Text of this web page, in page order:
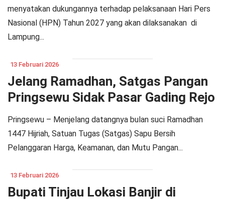
menyatakan dukungannya terhadap pelaksanaan Hari Pers
Nasional (HPN) Tahun 2027 yang akan dilaksanakan di
Lampung...
13 Februari 2026
Jelang Ramadhan, Satgas Pangan
Pringsewu Sidak Pasar Gading Rejo
Pringsewu – Menjelang datangnya bulan suci Ramadhan
1447 Hijriah, Satuan Tugas (Satgas) Sapu Bersih
Pelanggaran Harga, Keamanan, dan Mutu Pangan...
13 Februari 2026
Bupati Tinjau Lokasi Banjir di